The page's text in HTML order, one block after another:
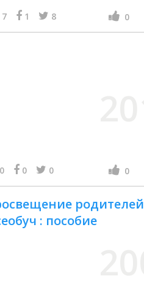
7 1 8 0
0 0 0 0
: пособие